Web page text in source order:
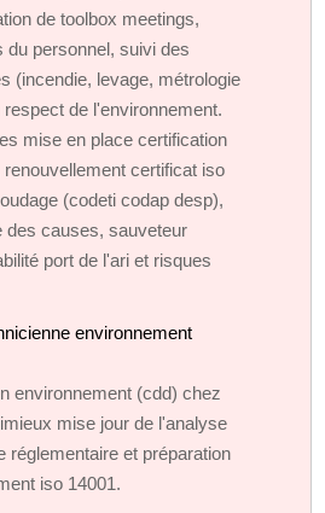
de toolbox meetings,
du personnel, suivi des
(incendie, levage, métrologie
de l'environnement.
mise en place certification
certificat iso
(codeti codap desp),
des causes, sauveteur
port de l'ari et risques
environnement
environnement (cdd) chez
mise jour de l'analyse
réglementaire et préparation
iso 14001.